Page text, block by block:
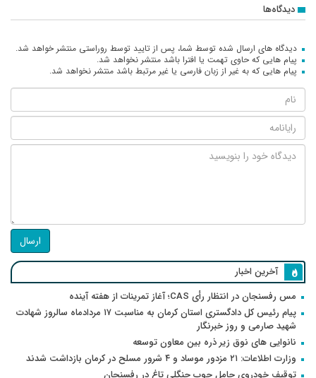
دیدگاه‌ها
دیدگاه های ارسال شده توسط شما، پس از تایید توسط روراستی منتشر خواهد شد.
پیام هایی که حاوی تهمت یا افترا باشد منتشر نخواهد شد.
پیام هایی که به غیر از زبان فارسی یا غیر مرتبط باشد منتشر نخواهد شد.
ارسال
آخرین اخبار
مس رفسنجان در انتظار رأی CAS؛ آغاز تمرینات از هفته آینده
پیام رئیس کل دادگستری استان کرمان به مناسبت ۱۷ مردادماه سالروز شهادت
شهید صارمی و روز خبرنگار
نانوایی های نوق زیر ذره بین معاون توسعه
وزارت اطلاعات: ۲۱ مزدور موساد و ۴ شرور مسلح در کرمان بازداشت شدند
توقیف خودروی حامل چوب جنگلی تاغ در رفسنجان